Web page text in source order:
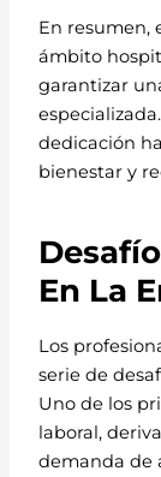
En resumen,
ámbito
garantizar
dedicación
bienestar y
En La
Los
serie de
Uno de los
laboral,
demanda de